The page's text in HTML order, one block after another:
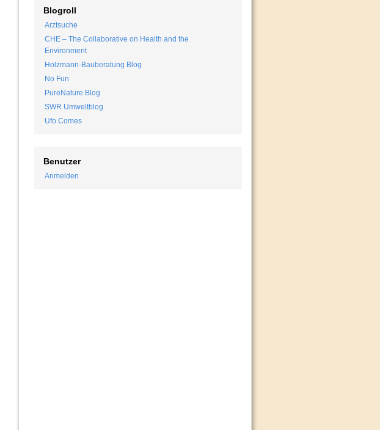
Blogroll
Arztsuche
CHE – The Collaborative on Health and the
Environment
Holzmann-Bauberatung Blog
No Fun
PureNature Blog
SWR Umweltblog
Ufo Comes
Benutzer
Anmelden